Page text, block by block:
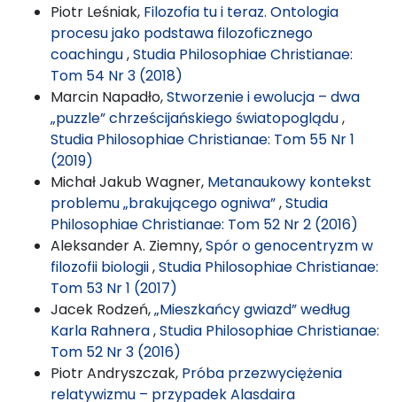
Piotr Leśniak, Filozofia tu i teraz. Ontologia
procesu jako podstawa filozoficznego
coachingu,Studia Philosophiae Christianae:
Tom 54 Nr 3 (2018)
Marcin Napadło,Stworzenie i ewolucja – dwa
„puzzle” chrześcijańskiego światopoglądu,
Studia Philosophiae Christianae: Tom 55 Nr 1
(2019)
Michał Jakub Wagner, Metanaukowy kontekst
problemu „brakującego ogniwa”,Studia
Philosophiae Christianae: Tom 52 Nr 2 (2016)
Aleksander A. Ziemny,Spór o genocentryzm w
filozofii biologii,Studia Philosophiae Christianae:
Tom 53 Nr 1 (2017)
Jacek Rodzeń,„Mieszkańcy gwiazd” według
Karla Rahnera,Studia Philosophiae Christianae:
Tom 52 Nr 3 (2016)
Piotr Andryszczak, Próba przezwyciężenia
relatywizmu – przypadek Alasdaira